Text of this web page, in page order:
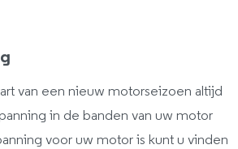
van een nieuw motorseizoen altijd
in de banden van uw motor
voor uw motor is kunt u vinden